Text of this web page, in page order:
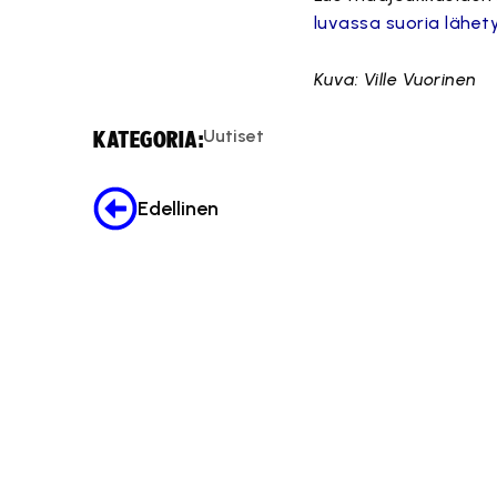
luvassa suoria
Kuva: Ville Vuorinen
KATEGORIA:Uutiset
Edellinen